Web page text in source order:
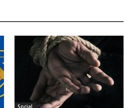
Social